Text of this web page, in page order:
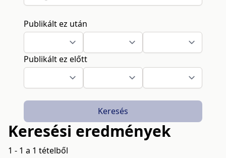
Publikált ez után
Publikált ez előtt
Keresés
Keresési eredmények
1 - 1 a 1 tételből